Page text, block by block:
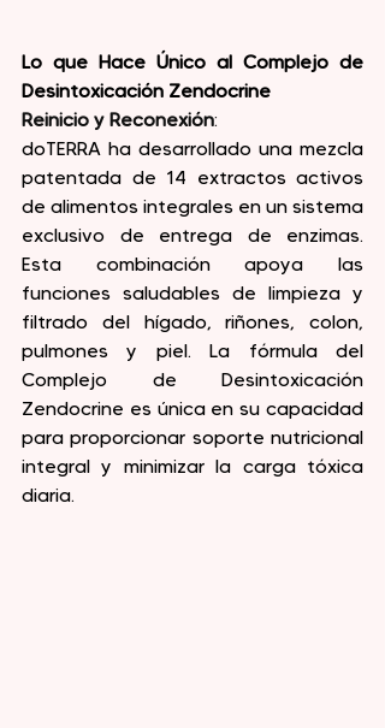
Lo que Hace Único al Complejo de
Desintoxicación Zendocrine
Reinicio y Reconexión:
doTERRA ha desarrollado una mezcla
patentada de 14 extractos activos
de alimentos integrales en un sistema
exclusivo de entrega de enzimas.
Esta combinación apoya las
funciones saludables de limpieza y
filtrado del hígado, riñones, colon,
pulmones y piel. La fórmula del
Complejo de Desintoxicación
Zendocrine es única en su capacidad
para proporcionar soporte nutricional
integral y minimizar la carga tóxica
diaria.